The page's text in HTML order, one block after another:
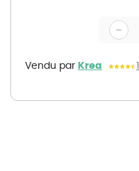
gallery
Vendu par Krea
-